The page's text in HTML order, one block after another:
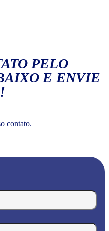
PELO
E ENVIE
contato.